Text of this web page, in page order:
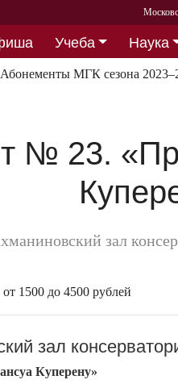
Учеба Наука
Абонементы МГК сезона
№ 23.
зал
1500 до 4500 рублей
зал
Куперену»